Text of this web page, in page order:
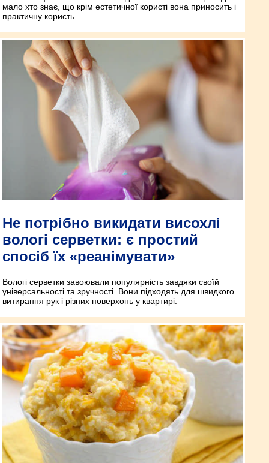
мало хто знає, що крім естетичної користі вона приносить і
практичну користь.
Не потрібно викидати висохлі
вологі серветки: є простий
спосіб їх «реанімувати»
Вологі серветки завоювали популярність завдяки своїй
універсальності та зручності. Вони підходять для швидкого
витирання рук і різних поверхонь у квартирі.